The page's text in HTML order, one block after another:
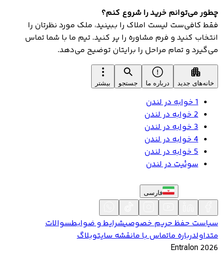
چطور می‌توانم خرید را شروع کنم؟
فقط کافی‌ست لیست املاک را ببینید، ملک مورد نظرتان را
انتخاب کنید و فرم مشاوره را پر کنید. تیم ما با شما تماس
می‌گیرد و تمام مراحل را برایتان توضیح می‌دهد.
خانه‌های جدید درباره ما جستجو بیشتر
1 خوابه در لندن
2 خوابه در لندن
3 خوابه در لندن
4 خوابه در لندن
5 خوابه در لندن
سوئیت در لندن
فارسی
سیاست حفظ حریم خصوصیشرایط و ضوابطسوالات
متداولدرباره ماتماس با مانقشه سایتوبلاگ
2026